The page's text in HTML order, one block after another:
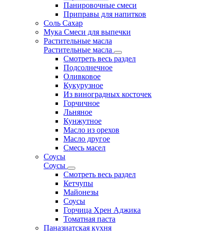
Панировочные смеси
Приправы для напитков
Соль Сахар
Мука Смеси для выпечки
Растительные масла
Растительные масла
Смотреть весь раздел
Подсолнечное
Оливковое
Кукурузное
Из виноградных косточек
Горчичное
Льняное
Кунжутное
Масло из орехов
Масло другое
Смесь масел
Соусы
Соусы
Смотреть весь раздел
Кетчупы
Майонезы
Соусы
Горчица Хрен Аджика
Томатная паста
Паназиатская кухня